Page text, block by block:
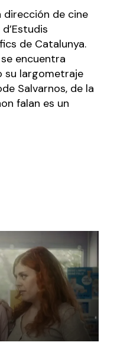
dirección de cine
de Catalunya.
encuentra
su largometraje
Salvarnos, de la
falan es un